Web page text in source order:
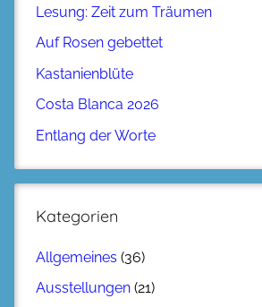
Lesung: Zeit zum Träumen
Auf Rosen gebettet
Kastanienblüte
Costa Blanca 2026
Entlang der Worte
Kategorien
Allgemeines (36)
Ausstellungen (21)